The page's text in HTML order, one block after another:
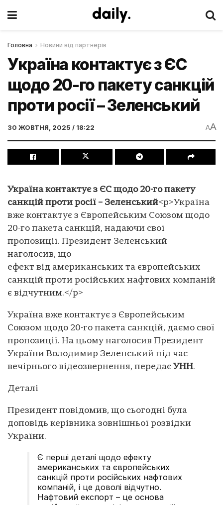
Головна Новини від партнерів
Україна контактує з ЄС
щодо 20-го пакету санкцій
проти росії – Зеленський
30 ЖОВТНЯ, 2025 / 18:22 AA
Україна контактує з ЄС щодо 20-го пакету
санкцій проти росії – Зеленський<p>Україна
вже контактує з Європейським Союзом щодо
20-го пакета санкцій, надаючи свої
пропозиції. Президент Зеленський
наголосив, що
ефект від американських та європейських
санкцій проти російських нафтових компаній
є відчутним.</p>
Україна вже контактує з Європейським
Союзом щодо 20-го пакета санкцій, даємо свої
пропозиції. На цьому наголосив Президент
України Володимир Зеленський під час
вечірнього відеозвернення, передає УНН.
Деталі
Президент повідомив, що сьогодні була
доповідь керівника зовнішньої розвідки
України.
Є перші деталі щодо ефекту
американських та європейських
санкцій проти російських нафтових
компаній, і це доволі відчутно.
Нафтовий експорт – це основа